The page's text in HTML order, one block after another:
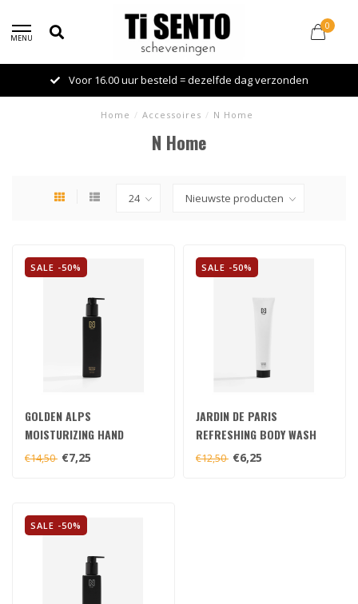
MENU
0
Voor 16.00 uur besteld = dezelfde dag verzonden
Home / Accessoires / N Home
N Home
SALE -50%
GOLDEN ALPS
MOISTURIZING HAND
LOTION
€14,50 €7,25
SALE -50%
JARDIN DE PARIS
REFRESHING BODY WASH
€12,50 €6,25
SALE -50%